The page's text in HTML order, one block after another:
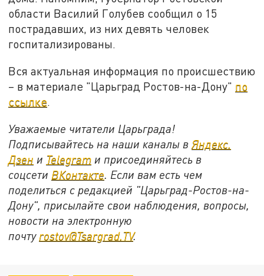
области Василий Голубев сообщил о 15
пострадавших, из них девять человек
госпитализированы.
Вся актуальная информация по происшествию
– в материале "Царьград Ростов-на-Дону" по
ссылке.
Уважаемые читатели Царьграда!
Подписывайтесь на наши каналы в Яндекс.
Дзен и Telegram и присоединяйтесь в
соцсети ВКонтакте . Если вам есть чем
поделиться с редакцией "Царьград-Ростов-на-
Дону", присылайте свои наблюдения, вопросы,
новости на электронную
почту rostov@Tsargrad.ТV.